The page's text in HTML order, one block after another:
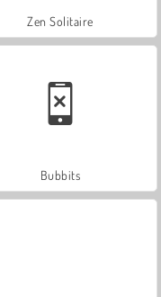
Zen Solitaire
Bubbits